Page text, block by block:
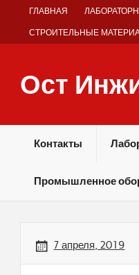
ГЛАВНАЯ
СТРОИТЕЛЬНЫЕ
Ост
Контакты
Промышленное
7 апреля, 2019